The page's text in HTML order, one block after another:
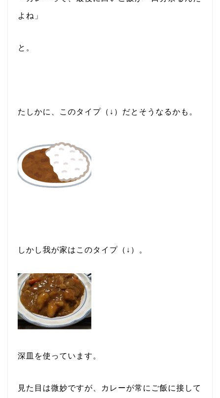
よね」
と。
たしかに、このタイプ（↓）だとそうなるかも。
しかし我が家はこのタイプ（↓）。
深皿を使っています。
見た目は微妙ですが、カレーが常にご飯に接して